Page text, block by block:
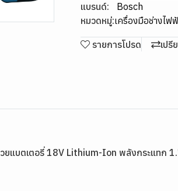
แบรนด์:
Bosch
หมวดหมู่:เครื่องมือช่างไฟ
รายการโปรด เปรี
วยแบตเตอรี่ 18V Lithium-Ion พลังกระแทก